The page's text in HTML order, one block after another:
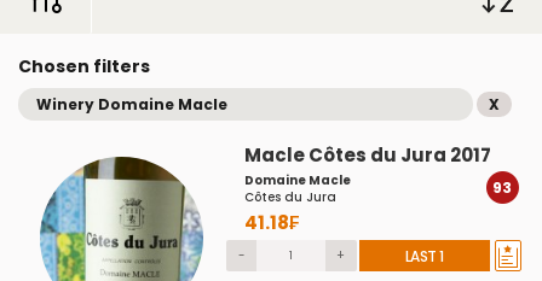
Chosen filters
Winery Domaine Macle X
Macle Côtes du Jura 2017
Domaine Macle
Côtes du Jura
41.18₣
93
- + LAST 1